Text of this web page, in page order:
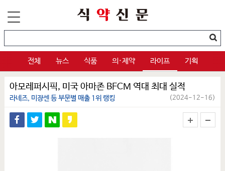
전체 뉴스 식품 의·제약 라이프 기획
아모레퍼시픽, 미국 아마존 BFCM 역대 최대 실적
라네즈, 미쟝센 등 부문별 매출 1위 랭킹 (2024-12-16)